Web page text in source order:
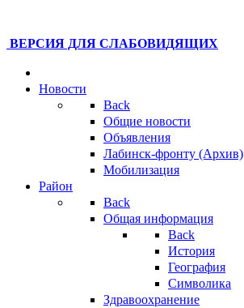
ВЕРСИЯ ДЛЯ СЛАБОВИДЯЩИХ
Новости
Back
Общие новости
Объявления
Лабинск-фронту (Архив)
Мобилизация
Район
Back
Общая информация
Back
История
География
Символика
Здравоохранение